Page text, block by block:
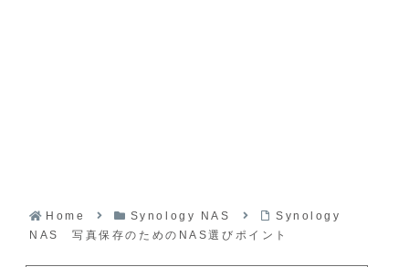
Home Synology NAS
Synology
NAS 写真保存のためのNAS選びポイント